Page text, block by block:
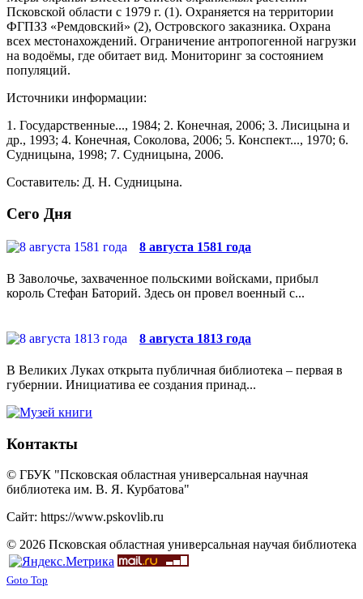
Псковской области с 1979 г. (1). Охраняется на территории
ФГПЗЗ «Ремдовский» (2), Островско­го заказника. Охрана
всех местонахождений. Ограни­чение антропогенной нагрузки
на водоёмы, где оби­тает вид. Мониторинг за состоянием
популяций.
Источники информации:
1. Государственные..., 1984; 2. Конечная, 2006; 3. Ли­сицына и
др., 1993; 4. Конечная, Соколова, 2006; 5. Кон­спект..., 1970; 6.
Судницына, 1998; 7. Судницына, 2006.
Составитель: Д. Н. Судницына.
Сего Дня
8 августа 1581 года
В Заволочье, захваченное польскими войсками, прибыл
король Стефан Баторий. Здесь он провел военный с...
8 августа 1813 года
В Великих Луках открыта публичная библиотека – первая в
губернии. Инициатива ее создания принад...
Контакты
© ГБУК "Псковская областная универсальная научная
библиотека им. В. Я. Курбатова"
Сайт: https://www.pskovlib.ru
© 2026 Псковская областная универсальная научая библиотека
Goto Top